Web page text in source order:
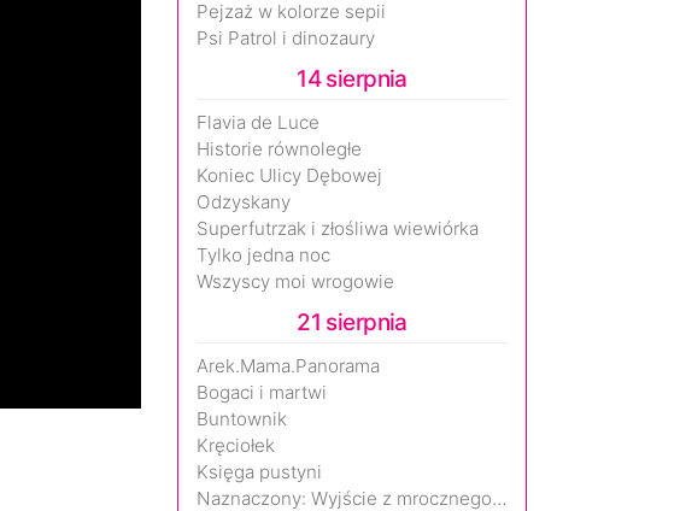
Pejzaż w kolorze sepii
Psi Patrol i dinozaury
14 sierpnia
Flavia de Luce
Historie równoległe
Koniec Ulicy Dębowej
Odzyskany
Superfutrzak i złośliwa wiewiórka
Tylko jedna noc
Wszyscy moi wrogowie
21 sierpnia
Arek.Mama.Panorama
Bogaci i martwi
Buntownik
Kręciołek
Księga pustyni
Naznaczony: Wyjście z mrocznego wymiaru